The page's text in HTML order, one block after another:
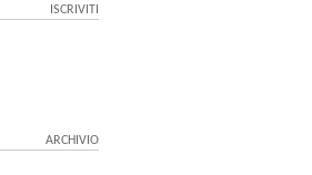
ISCRIVITI
ARCHIVIO